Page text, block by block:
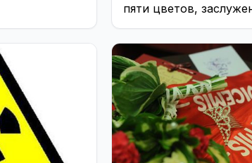
пяти цветов,
считается самой
необычной в мире. ...